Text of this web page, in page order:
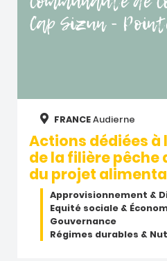
Cap Sizun -
FRANCEAudierne
Actions dédiées
de la filière pêche
du projet
Approvisionnement &
Equité sociale &
Gouvernance
Régimes durables &